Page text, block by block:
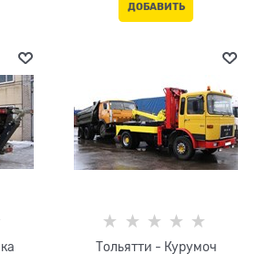
ДОБАВИТЬ
Тольятти - Курумоч